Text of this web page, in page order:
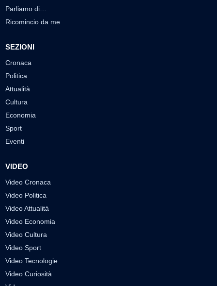
Parliamo di…
Ricomincio da me
SEZIONI
Cronaca
Politica
Attualità
Cultura
Economia
Sport
Eventi
VIDEO
Video Cronaca
Video Politica
Video Attualità
Video Economia
Video Cultura
Video Sport
Video Tecnologie
Video Curiosità